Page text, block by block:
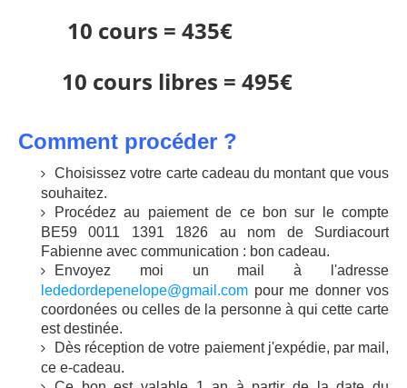
10 cours = 435€
10 cours libres = 495€
Comment procéder ?
Choisissez votre carte cadeau du montant que vous
souhaitez.
Procédez au paiement de ce bon sur le compte
BE59 0011 1391 1826 au nom de Surdiacourt
Fabienne avec communication : bon cadeau.
Envoyez moi un mail à l'adresse
lededordepenelope@gmail.com pour me donner vos
coordonées ou celles de la personne à qui cette carte
est destinée.
Dès réception de votre paiement j'expédie, par mail,
ce e-cadeau.